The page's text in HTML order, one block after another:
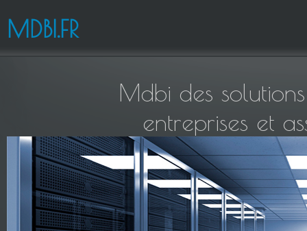
MDBI.FR
Mdbi des
entreprises et